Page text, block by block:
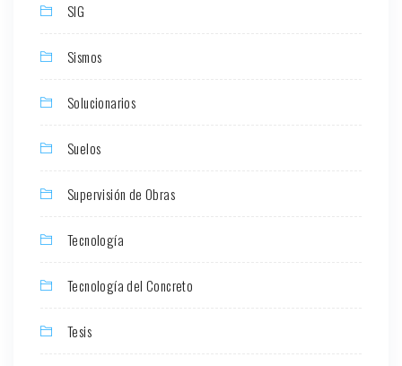
SIG
Sismos
Solucionarios
Suelos
Supervisión de Obras
Tecnología
Tecnología del Concreto
Tesis